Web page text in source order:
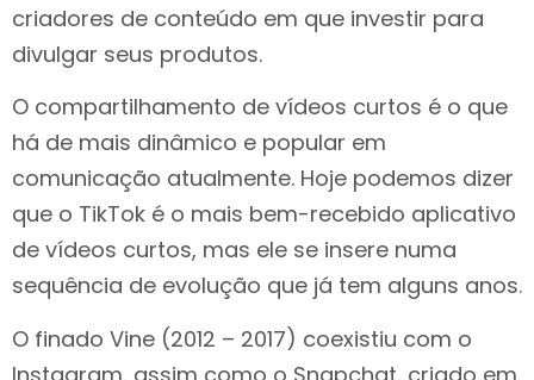
criadores de conteúdo em que investir para
divulgar seus produtos.
O compartilhamento de vídeos curtos é o que
há de mais dinâmico e popular em
comunicação atualmente. Hoje podemos dizer
que o TikTok é o mais bem-recebido aplicativo
de vídeos curtos, mas ele se insere numa
sequência de evolução que já tem alguns anos.
O finado Vine (2012 – 2017) coexistiu com o